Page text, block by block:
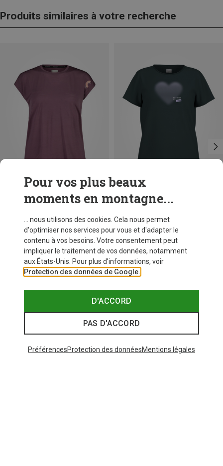
Produits similaires à votre recherche
+1 Tailles
T-shirt SilsandaM. femme
CHF 82,80
S
Vous économisez 53%
Pour vos plus beaux
moments en montagne...
... nous utilisons des cookies. Cela nous permet
d'optimiser nos services pour vous et d'adapter le
contenu à vos besoins. Votre consentement peut
impliquer le traitement de vos données, notamment
aux États-Unis. Pour plus d'informations, voir
Protection des données de Google.
D'ACCORD
PAS D'ACCORD
PréférencesProtection des donnéesMentions légales